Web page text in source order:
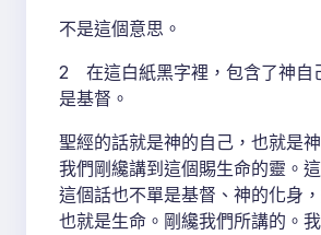
不是這個意思。
2 在這白紙黑字裡，包含了神自
是基督。
聖經的話就是神的自己，也就是
我們剛纔講到這個賜生命的靈。
這個話也不單是基督、神的化身
也就是生命。剛纔我們所講的。